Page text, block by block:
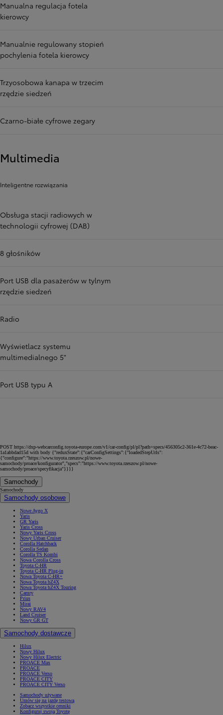
Manualna regulacja fotela
kierowcy
Manualnie regulowany stopień
pochylenia fotela kierowcy
Trzyosobowa kanapa w trzecim
rzędzie siedzeń
Czarno-białe cyfrowe zegary
Multimedia
Inteligentne rozwiązania
Obsługa stacji radiowych w
technologii cyfrowej (DAB)
8 głośników
Port USB dla pasażerów w tylnym
rzędzie siedzeń
Radio
Wyświetlacz systemu
multimedialnego 5"
Port USB typu A
POST https://dxp-webcarconfig.toyota-europe.com/v1/car-config/pl/pl?path=specs/456305c2-361e-4c72-beac-
1a1abbdad15d with body {"reduxState":{"carConfigSettings":{"loadedStepUrls":
{"configure":"https://www.toyota.rzeszow.pl/nowe-
samochody/proace/konfigurator","specs":"https://www.toyota.rzeszow.pl/nowe-
samochody/proace/specyfikacja"}}}}
Samochody
Samochody
Samochody osobowe
Nowe Aygo X
Yaris
GR Yaris
Yaris Cross
Nowy Yaris Cross
Nowy Urban Cruiser
Corolla Hatchback
Corolla Sedan
Corolla TS Kombi
Nowa Corolla Cross
Toyota C-HR
Toyota C-HR Plug-in
Nowa Toyota C-HR+
Nowa Toyota bZ4X
Nowa Toyota bZ4X Touring
Camry
Prius
Mirai
Nowy RAV4
Land Cruiser
Nowy GR GT
Samochody dostawcze
Hilux
Nowy Hilux
Nowy Hilux Electric
PROACE Max
PROACE
PROACE Verso
PROACE CITY
PROACE CITY Verso
Samochody używane
Umów się na jazdę testową
Zobacz wszystkie cenniki
Konfiguruj swoją Toyotę